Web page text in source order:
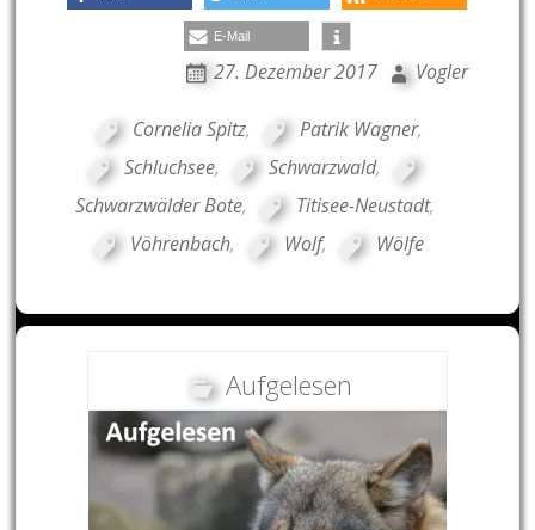
E-Mail
27. Dezember 2017 Vogler
Cornelia Spitz, Patrik Wagner,
Schluchsee, Schwarzwald,
Schwarzwälder Bote, Titisee-Neustadt,
Vöhrenbach, Wolf, Wölfe
Aufgelesen